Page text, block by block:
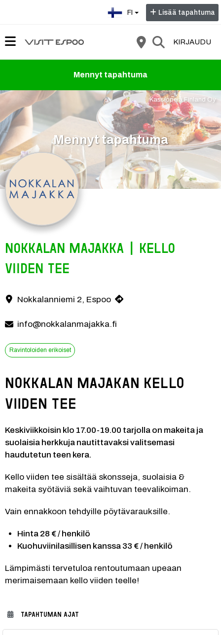
FI Lisää tapahtuma
KIRJAUDU
Mennyt tapahtuma
Kassiopeia Finland Oy
Mennyt tapahtuma
Nokkalan Majakka | Kello
viiden tee
Keskiviikkoisin klo 17.00-19.00 tarjolla on makeita ja suolaisia
Yhteystiedot
Nokkalanniemi 2, Espoo
info@nokkalanmajakka.fi
Ravintoloiden erikoiset
Nokkalan Majakan Kello
viiden tee
Keskiviikkoisin klo 17.00-19.00 tarjolla on makeita ja
suolaisia herkkuja nautittavaksi valitsemasi
haudutetun teen kera.
Kello viiden tee sisältää skonsseja, suolaisia &
makeita syötäviä sekä vaihtuvan teevalikoiman.
Vain ennakkoon tehdyille pöytävarauksille.
Hinta 28 € / henkilö
Kuohuviinilasillisen kanssa 33 € / henkilö
Lämpimästi tervetuloa rentoutumaan upeaan
merimaisemaan kello viiden teelle!
TAPAHTUMAN AJAT